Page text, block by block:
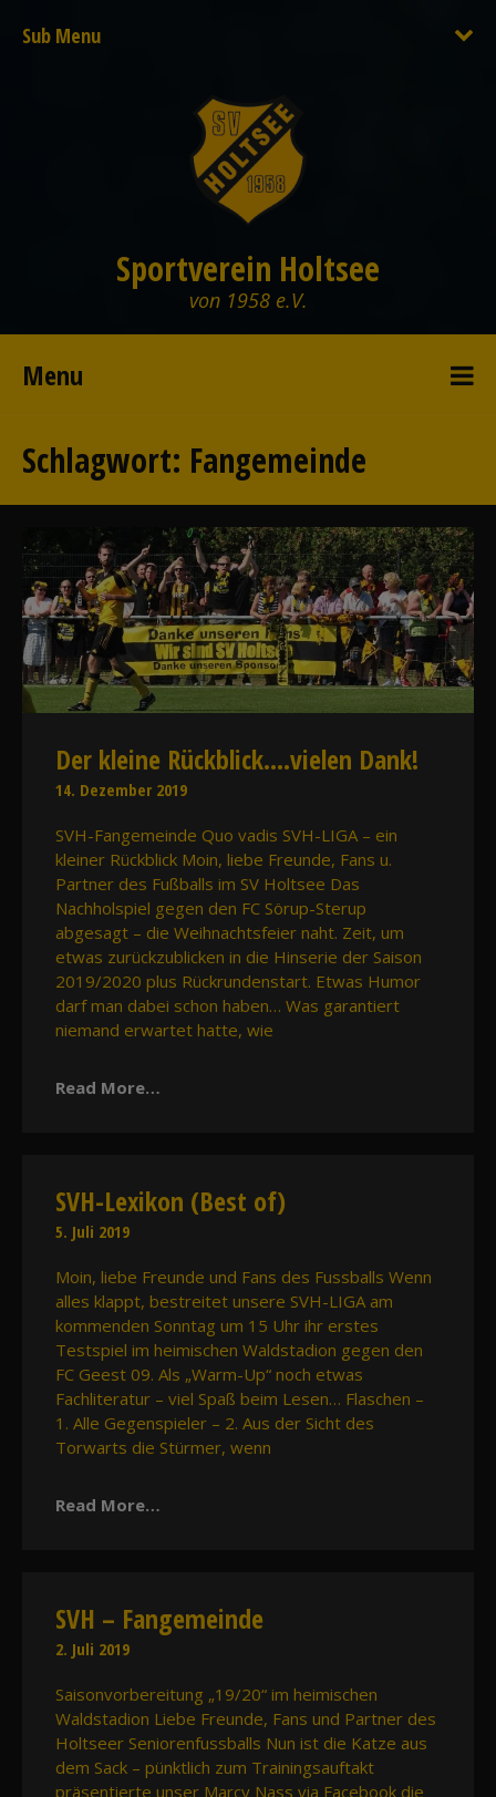
Sub Menu
Sportverein Holtsee
von 1958 e.V.
Menu
Schlagwort: Fangemeinde
Der kleine Rückblick….vielen Dank!
14. Dezember 2019
SVH-Fangemeinde Quo vadis SVH-LIGA – ein
kleiner Rückblick Moin, liebe Freunde, Fans u.
Partner des Fußballs im SV Holtsee Das
Nachholspiel gegen den FC Sörup-Sterup
abgesagt – die Weihnachtsfeier naht. Zeit, um
etwas zurückzublicken in die Hinserie der Saison
2019/2020 plus Rückrundenstart. Etwas Humor
darf man dabei schon haben… Was garantiert
niemand erwartet hatte, wie
Read More…
SVH-Lexikon (Best of)
5. Juli 2019
Moin, liebe Freunde und Fans des Fussballs Wenn
alles klappt, bestreitet unsere SVH-LIGA am
kommenden Sonntag um 15 Uhr ihr erstes
Testspiel im heimischen Waldstadion gegen den
FC Geest 09. Als „Warm-Up“ noch etwas
Fachliteratur – viel Spaß beim Lesen… Flaschen –
1. Alle Gegenspieler – 2. Aus der Sicht des
Torwarts die Stürmer, wenn
Read More…
SVH – Fangemeinde
2. Juli 2019
Saisonvorbereitung „19/20“ im heimischen
Waldstadion Liebe Freunde, Fans und Partner des
Holtseer Seniorenfussballs Nun ist die Katze aus
dem Sack – pünktlich zum Trainingsauftakt
präsentierte unser Marcy Nass via Facebook die